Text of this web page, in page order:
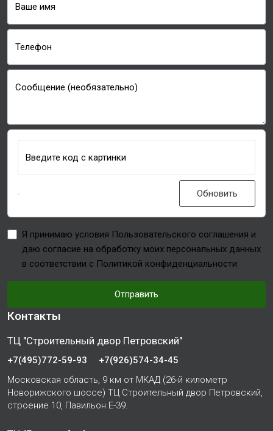
Ваше имя
Телефон
Сообщение (необязательно)
Введите код с картинки
Обновить
Я принимаю условия Пользовательского соглашения и
даю согласие на обработку моих персональных данных
в соответствии с Политикой конфиденциальности
Отправить
Контакты
ТЦ "Строительный двор Петровский"
+7(495)772-59-93
+7(926)574-34-45
Московская область, 9 км от МКАД (26-й километр
Новорижского шоссе) ТЦ Строительный двор Петровский,
строение 10, Павильон Е-39.